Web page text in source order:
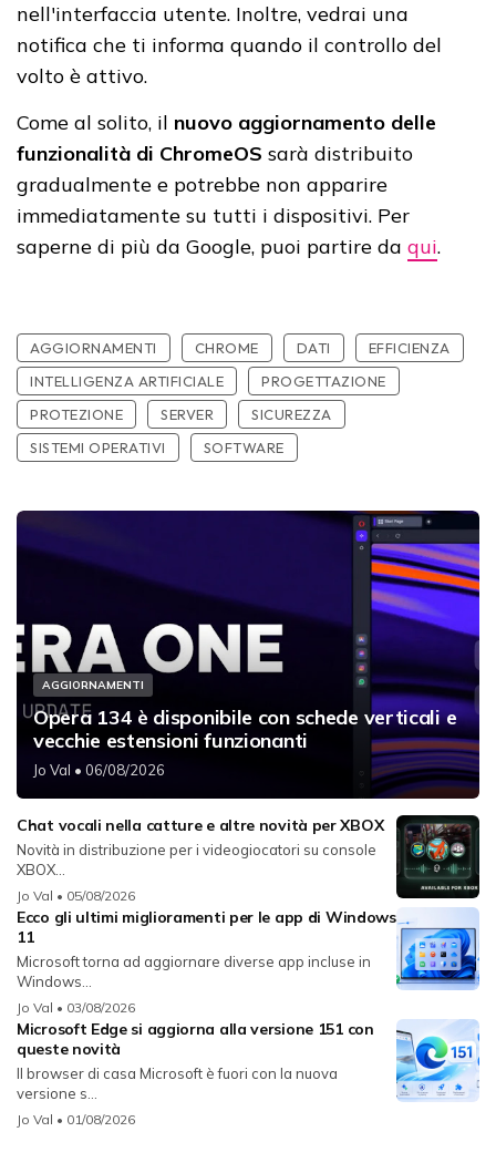
nell'interfaccia utente. Inoltre, vedrai una
notifica che ti informa quando il controllo del
volto è attivo.
Come al solito, il nuovo aggiornamento delle
funzionalità di ChromeOS sarà distribuito
gradualmente e potrebbe non apparire
immediatamente su tutti i dispositivi. Per
saperne di più da Google, puoi partire da qui.
AGGIORNAMENTI CHROME DATI
EFFICIENZA
INTELLIGENZA ARTIFICIALE
PROGETTAZIONE
PROTEZIONE
SERVER
SICUREZZA
SISTEMI OPERATIVI
SOFTWARE
AGGIORNAMENTI
Opera 134 è disponibile con schede verticali e
vecchie estensioni funzionanti
Jo Val • 06/08/2026
Chat vocali nella catture e altre novità per XBOX
Novità in distribuzione per i videogiocatori su console
XBOX...
Jo Val • 05/08/2026
Ecco gli ultimi miglioramenti per le app di Windows
11
Microsoft torna ad aggiornare diverse app incluse in
Windows...
Jo Val • 03/08/2026
Microsoft Edge si aggiorna alla versione 151 con
queste novità
Il browser di casa Microsoft è fuori con la nuova
versione s...
Jo Val • 01/08/2026